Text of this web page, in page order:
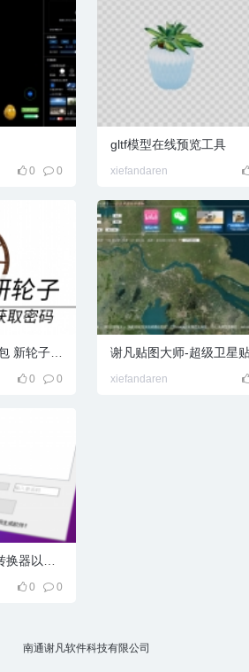
0 0
gltf模型在线预览工具
xiefandaren
0 0 xiefandaren
0 0
南通谢凡软件科技有限公司